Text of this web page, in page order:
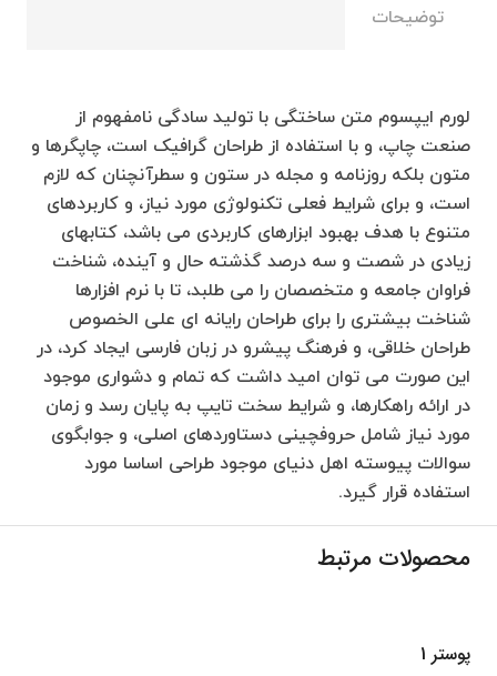
مورد نیاز شامل حروفچینی دستاوردهای اصلی، و جوابگوی
توضیحات
لورم ایپسوم متن ساختگی با تولید سادگی نامفهوم از
صنعت چاپ، و با استفاده از طراحان گرافیک است، چاپگرها و
متون بلکه روزنامه و مجله در ستون و سطرآنچنان که لازم
است، و برای شرایط فعلی تکنولوژی مورد نیاز، و کاربردهای
متنوع با هدف بهبود ابزارهای کاربردی می باشد، کتابهای
زیادی در شصت و سه درصد گذشته حال و آینده، شناخت
فراوان جامعه و متخصصان را می طلبد، تا با نرم افزارها
شناخت بیشتری را برای طراحان رایانه ای علی الخصوص
طراحان خلاقی، و فرهنگ پیشرو در زبان فارسی ایجاد کرد، در
این صورت می توان امید داشت که تمام و دشواری موجود
در ارائه راهکارها، و شرایط سخت تایپ به پایان رسد و زمان
مورد نیاز شامل حروفچینی دستاوردهای اصلی، و جوابگوی
سوالات پیوسته اهل دنیای موجود طراحی اساسا مورد
استفاده قرار گیرد.
محصولات مرتبط
پوستر 1